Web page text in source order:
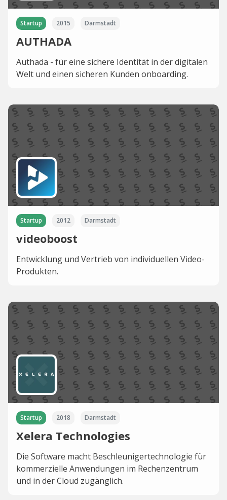
Startup 2015 Darmstadt
AUTHADA
Authada - für eine sichere Identität in der digitalen
Welt und einen sicheren Kunden onboarding.
Startup 2012 Darmstadt
videoboost
Entwicklung und Vertrieb von individuellen Video-
Produkten.
Startup 2018 Darmstadt
Xelera Technologies
Die Software macht Beschleunigertechnologie für
kommerzielle Anwendungen im Rechenzentrum
und in der Cloud zugänglich.